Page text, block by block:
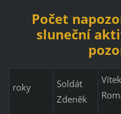
Počet
sluneční
roky
Soldát
Zdeněk
Vítek